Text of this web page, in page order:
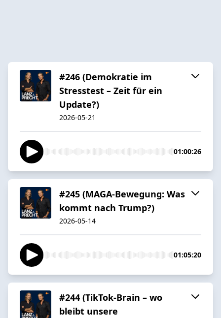
#246 (Demokratie im
Stresstest – Zeit für ein
Update?)
2026-05-21
01:00:26
#245 (MAGA-Bewegung: Was
kommt nach Trump?)
2026-05-14
01:05:20
#244 (TikTok-Brain – wo
bleibt unsere